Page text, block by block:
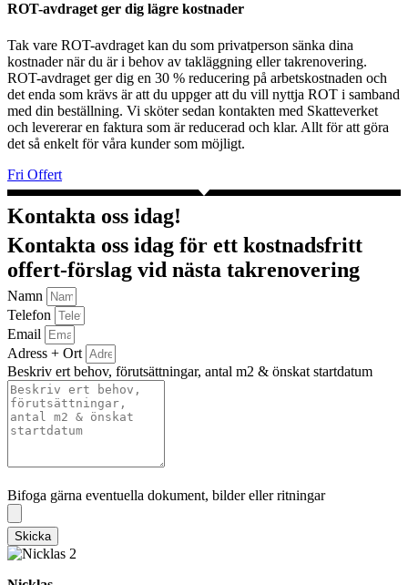
ROT-avdraget ger dig lägre kostnader
Tak vare ROT-avdraget kan du som privatperson sänka dina
kostnader när du är i behov av takläggning eller takrenovering.
ROT-avdraget ger dig en 30 % reducering på arbetskostnaden och
det enda som krävs är att du uppger att du vill nyttja ROT i samband
med din beställning. Vi sköter sedan kontakten med Skatteverket
och levererar en faktura som är reducerad och klar. Allt för att göra
det så enkelt för våra kunder som möjligt.
Fri Offert
Kontakta oss idag!
Kontakta oss idag för ett kostnadsfritt
offert-förslag vid nästa takrenovering
Namn
Telefon
Email
Adress + Ort
Beskriv ert behov, förutsättningar, antal m2 & önskat startdatum
Bifoga gärna eventuella dokument, bilder eller ritningar
Skicka